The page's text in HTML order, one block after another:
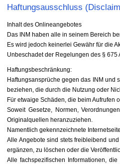
Haftungsausschluss
Inhalt des Onlineangebotes
Das INM haben alle in seinem Bereich
Es wird jedoch keinerlei Gewähr für die
Unbeschadet der Regelungen des §
Haftungsbeschränkung:
Haftungsansprüche gegen das INM und
beziehen, die durch die Nutzung oder
Für etwaige Schäden, die beim Aufrufen
Soweit Gesetze, Normen,
Originalquellen heranzuziehen.
Namentlich gekennzeichnete
Alle Angebote sind stets freibleibend
ergänzen, zu löschen oder die
Alle fachspezifischen Informationen,